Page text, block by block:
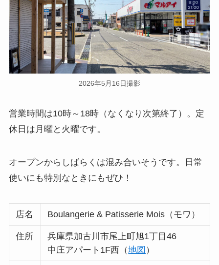
2026年5月16日撮影
営業時間は10時～18時（なくなり次第終了）。定
休日は月曜と火曜です。
オープンからしばらくは混み合いそうです。日常
使いにも特別なときにもぜひ！
店名 Boulangerie & Patisserie Mois（モワ）
住所
兵庫県加古川市尾上町旭1丁目46
中庄アパート1F西（地図 ）